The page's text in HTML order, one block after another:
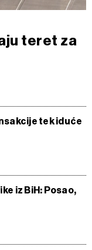
teret za
tek iduće
iz BiH: Posao,